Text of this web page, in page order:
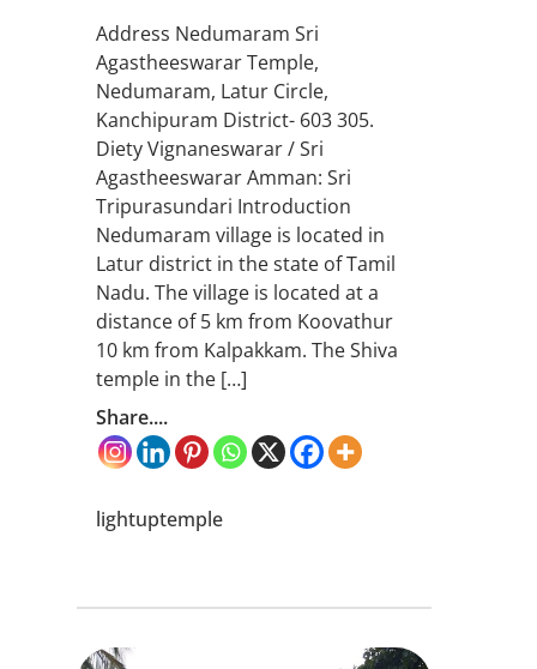
Address Nedumaram Sri
Agastheeswarar Temple,
Nedumaram, Latur Circle,
Kanchipuram District- 603 305.
Diety Vignaneswarar / Sri
Agastheeswarar Amman: Sri
Tripurasundari Introduction
Nedumaram village is located in
Latur district in the state of Tamil
Nadu. The village is located at a
distance of 5 km from Koovathur
10 km from Kalpakkam. The Shiva
temple in the […]
Share....
lightuptemple